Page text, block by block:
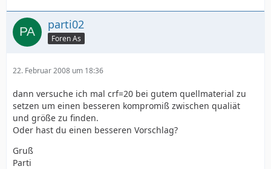
parti02
Foren As
22. Februar 2008 um 18:36
dann versuche ich mal crf=20 bei gutem quellmaterial zu
setzen um einen besseren kompromiß zwischen qualiät
und größe zu finden.
Oder hast du einen besseren Vorschlag?
Gruß
Parti